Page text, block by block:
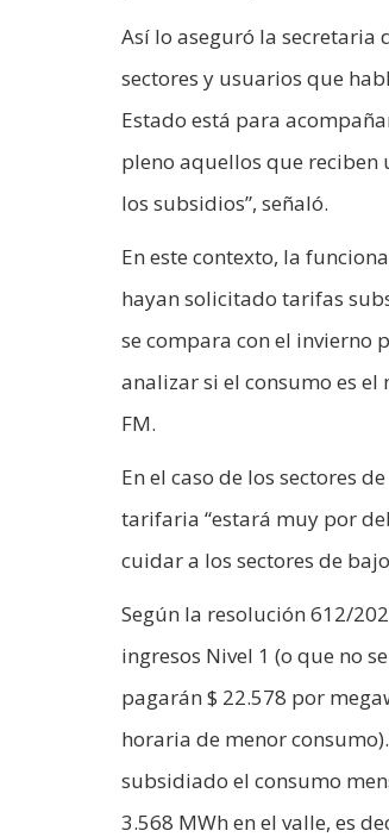
Así lo aseguró la secretaria
sectores y usuarios que
Estado está para
pleno aquellos que reciben
los subsidios”, señaló.
En este contexto, la
hayan solicitado tarifas
se compara con el invierno
analizar si el consumo es el
FM.
En el caso de los sectores
tarifaria “estará muy por
cuidar a los sectores de
Según la resolución 612/
ingresos Nivel 1 (o que no
pagarán $ 22.578 por
horaria de menor
subsidiado el consumo
3.568 MWh en el valle, es